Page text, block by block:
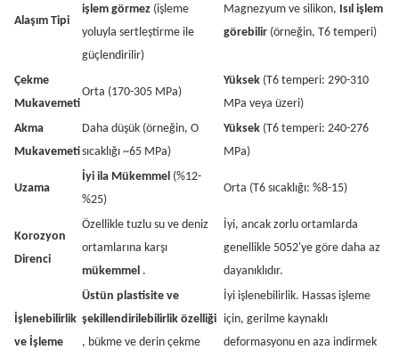
Alaşım Tipi
işlem görmez (işleme
yoluyla sertleştirme ile
güçlendirilir)
Magnezyum ve silikon, Isıl işlem
görebilir (örneğin, T6 temperi)
Çekme
Mukavemeti
Orta (170-305 MPa)
Yüksek (T6 temperi: 290-310
MPa veya üzeri)
Akma
Mukavemeti
Daha düşük (örneğin, O
sıcaklığı ~65 MPa)
Yüksek (T6 temperi: 240-276
MPa)
Uzama
İyi ila Mükemmel (%12-
%25)
Orta (T6 sıcaklığı: %8-15)
Korozyon
Direnci
Özellikle tuzlu su ve deniz
ortamlarına karşı
mükemmel .
İyi, ancak zorlu ortamlarda
genellikle 5052'ye göre daha az
dayanıklıdır.
İşlenebilirlik
ve İşleme
Üstün plastisite ve
şekillendirilebilirlik özelliği
, bükme ve derin çekme
İyi işlenebilirlik. Hassas işleme
için, gerilme kaynaklı
deformasyonu en aza indirmek